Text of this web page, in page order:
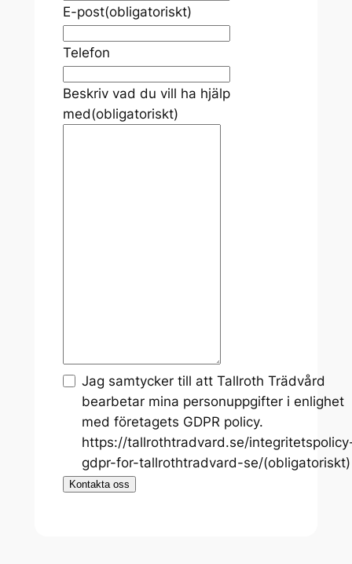
E-post(obligatoriskt)
Telefon
Beskriv vad du vill ha hjälp
med(obligatoriskt)
Jag samtycker till att Tallroth Trädvård
bearbetar mina personuppgifter i enlighet
med företagets GDPR policy.
https://tallrothtradvard.se/
gdpr-for-tallrothtradvard-se/(obligatoriskt)
Kontakta oss